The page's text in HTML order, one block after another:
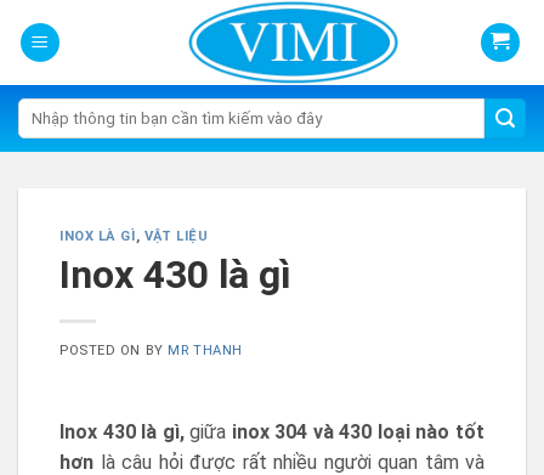
Tìm
kiếm:
INOX LÀ GÌ, VẬT LIỆU
Inox 430 là gì
POSTED ON BY MR THANH
Inox 430 là gì,giữa inox 304 và 430 loại nào tốt
hơn là câu hỏi được rất nhiều người quan tâm và